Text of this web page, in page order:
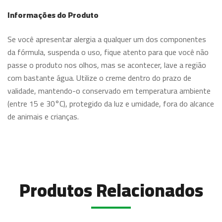
Informações do Produto
Se você apresentar alergia a qualquer um dos componentes
da fórmula, suspenda o uso, fique atento para que você não
passe o produto nos olhos, mas se acontecer, lave a região
com bastante água. Utilize o creme dentro do prazo de
validade, mantendo-o conservado em temperatura ambiente
(entre 15 e 30°C), protegido da luz e umidade, fora do alcance
de animais e crianças.
Produtos Relacionados